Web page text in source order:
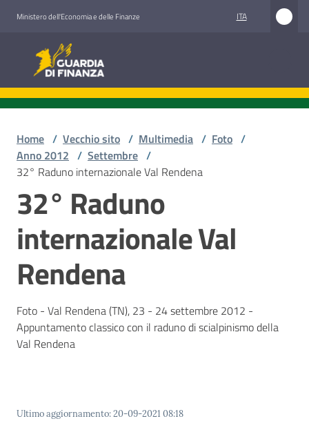
Ministero dell'Economia e delle Finanze ITA
Guardia di Finanza
Home / Vecchio sito / Multimedia / Foto /
Anno 2012 / Settembre /
32° Raduno internazionale Val Rendena
32° Raduno
internazionale Val
Rendena
Foto - Val Rendena (TN), 23 - 24 settembre 2012 -
Appuntamento classico con il raduno di scialpinismo della
Val Rendena
Ultimo aggiornamento:20-09-2021 08:18